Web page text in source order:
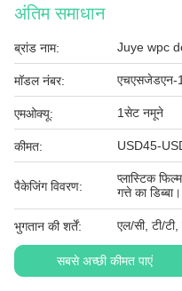
अंतिम समाधान
ब्रांड नाम: Juye wpc
मॉडल नंबर: एचएसजेडएन-
एमओक्यू: 1सेट नमूने
कीमत: USD45-
पैकेजिंग विवरण:
प्लास्टिक
गत्ते का डिब्बा।
भुगतान की शर्तें: एल/सी, टी/
सबसे अच्छी कीमत पाएं